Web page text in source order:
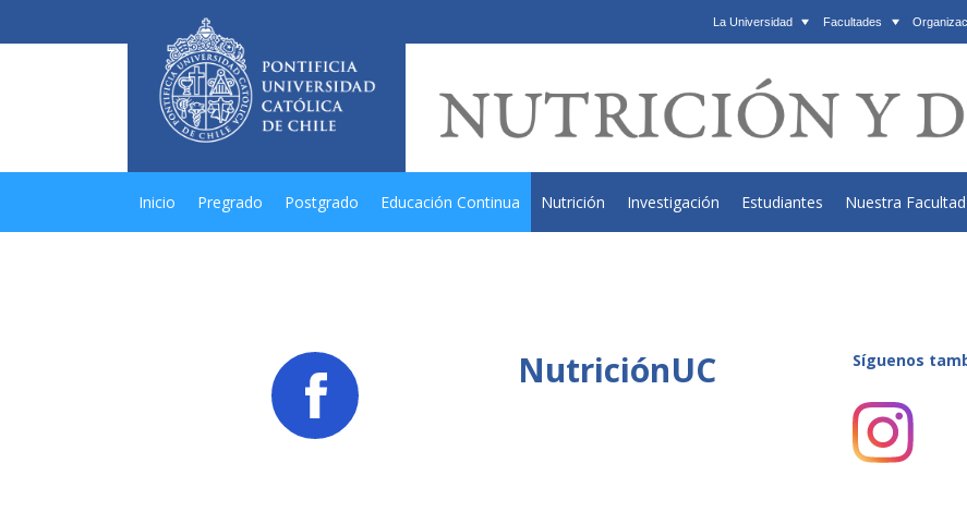
La Universidad Facultades
Inicio Pregrado Postgrado Educación Continua Nutrición Investigación Estudiantes Nuestra Facultad
NutriciónUC Síguenos